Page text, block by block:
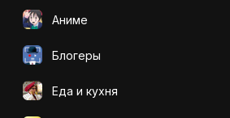
Аниме
Блогеры
Еда и кухня